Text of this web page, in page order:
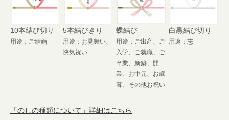
10本結び切り
用途：ご結婚
5本結びきり
用途：お見舞い、
快気祝い
蝶結び
用途：ご出産、ご
入学、ご就職、ご
卒業、新築、開
業、お中元、お歳
暮、その他お祝い
白黒結び切り
用途：志
「のしの種類について」詳細はこちら